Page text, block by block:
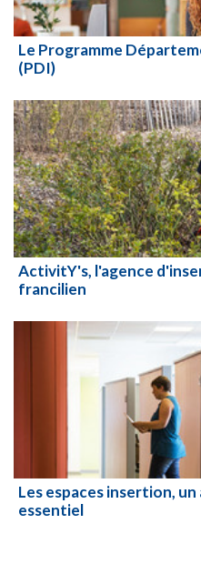
Le Programme
(PDI)
ActivitY's, l'agence
francilien
Les espaces insertion,
essentiel